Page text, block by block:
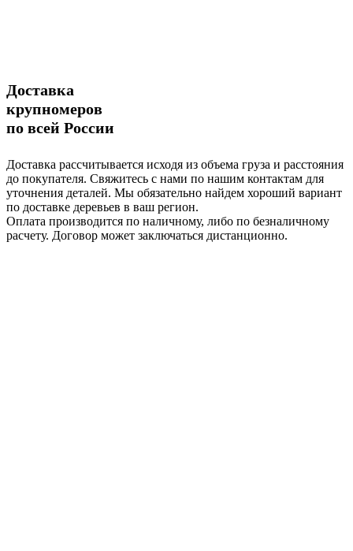
Доставка
крупномеров
по всей России
Доставка рассчитывается исходя из объема груза и расстояния
до покупателя. Свяжитесь с нами по нашим контактам для
уточнения деталей. Мы обязательно найдем хороший вариант
по доставке деревьев в ваш регион.
Оплата производится по наличному, либо по безналичному
расчету. Договор может заключаться дистанционно.